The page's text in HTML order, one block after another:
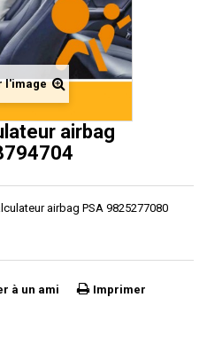
l'image
airbag
airbag PSA 9825277080
à un ami Imprimer